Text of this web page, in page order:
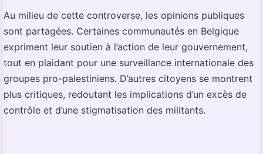
Au milieu de cette controverse, les opinions publiques
sont partagées. Certaines communautés en Belgique
expriment leur soutien à l’action de leur gouvernement,
tout en plaidant pour une surveillance internationale des
groupes pro-palestiniens. D’autres citoyens se montrent
plus critiques, redoutant les implications d’un excès de
contrôle et d’une stigmatisation des militants.